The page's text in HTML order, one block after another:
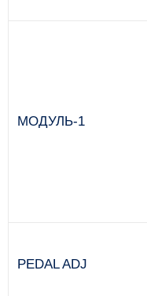
МОДУЛЬ-1
PEDAL ADJ